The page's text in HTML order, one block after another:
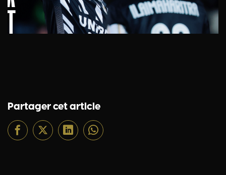
Partager cet article